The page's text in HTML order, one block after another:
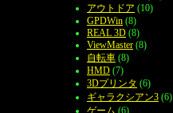
アウトドア (10)
GPDWin (8)
REAL 3D (8)
ViewMaster (8)
自転車 (8)
HMD (7)
3Dプリンタ (6)
ギャラクシアン3 (6)
ゲーム (6)